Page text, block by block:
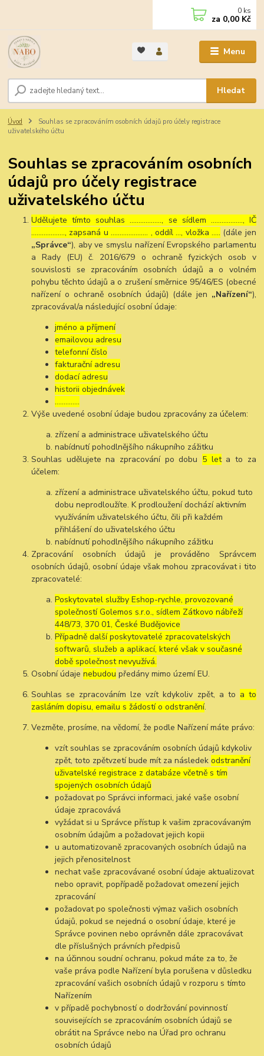
Menu
Hledat
0 ks
za 0,00 Kč
Úvod
Souhlas se zpracováním osobních údajů pro účely registrace
uživatelského účtu
Souhlas se zpracováním osobních
údajů pro účely registrace
uživatelského účtu
Udělujete tímto souhlas ……………..., se sídlem ………………, IČ
………………., zapsaná u ………………… , oddíl …, vložka ….. (dále jen
„Správce“), aby ve smyslu nařízení Evropského parlamentu
a Rady (EU) č. 2016/679 o ochraně fyzických osob v
souvislosti se zpracováním osobních údajů a o volném
pohybu těchto údajů a o zrušení směrnice 95/46/ES (obecné
nařízení o ochraně osobních údajů) (dále jen „Nařízení“),
zpracovával/a následující osobní údaje:
jméno a příjmení
emailovou adresu
telefonní číslo
fakturační adresu
dodací adresu
historii objednávek
…………..
Výše uvedené osobní údaje budou zpracovány za účelem:
zřízení a administrace uživatelského účtu
nabídnutí pohodlnějšího nákupního zážitku
Souhlas udělujete na zpracování po dobu 5 leta to za
účelem:
zřízení a administrace uživatelského účtu, pokud tuto
dobu neprodloužíte. K prodloužení dochází aktivním
využíváním uživatelského účtu, čili při každém
přihlášení do uživatelského účtu
nabídnutí pohodlnějšího nákupního zážitku
Zpracování osobních údajů je prováděno Správcem
osobních údajů, osobní údaje však mohou zpracovávat i tito
zpracovatelé:
Poskytovatel služby Eshop-rychle, provozované
společností Golemos s.r.o., sídlem Zátkovo nábřeží
448/73, 370 01, České Budějovice
Případně další poskytovatelé zpracovatelských
softwarů, služeb a aplikací, které však v současné
době společnost nevyužívá.
Osobní údajenebudou předány mimo území EU.
Souhlas se zpracováním lze vzít kdykoliv zpět, a to a to
zasláním dopisu, emailu s žádostí o odstranění.
Vezměte, prosíme, na vědomí, že podle Nařízení máte právo:
vzít souhlas se zpracováním osobních údajů kdykoliv
zpět, toto zpětvzetí bude mít za následekodstranění
uživatelské registrace z databáze včetně s tím
spojených osobních údajů
požadovat po Správci informaci, jaké vaše osobní
údaje zpracovává
vyžádat si u Správce přístup k vašim zpracovávaným
osobním údajům a požadovat jejich kopii
u automatizovaně zpracovaných osobních údajů na
jejich přenositelnost
nechat vaše zpracovávané osobní údaje aktualizovat
nebo opravit, popřípadě požadovat omezení jejich
zpracování
požadovat po společnosti výmaz vašich osobních
údajů, pokud se nejedná o osobní údaje, které je
Správce povinen nebo oprávněn dále zpracovávat
dle příslušných právních předpisů
na účinnou soudní ochranu, pokud máte za to, že
vaše práva podle Nařízení byla porušena v důsledku
zpracování vašich osobních údajů v rozporu s tímto
Nařízením
v případě pochybností o dodržování povinností
souvisejících se zpracováním osobních údajů se
obrátit na Správce nebo na Úřad pro ochranu
osobních údajů